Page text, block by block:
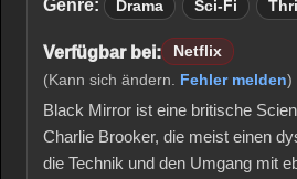
Genre:
Drama Sci-Fi
Verfügbar bei:
Netflix
(Kann sich ändern. Fehler melden)
Black Mirror ist eine britische
Charlie Brooker, die meist einen
die Technik und den Umgang mit